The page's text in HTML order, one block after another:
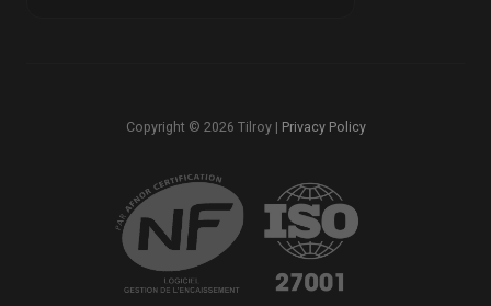
Copyright © 2026 Tilroy | Privacy Policy